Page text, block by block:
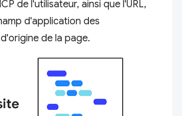
de l'utilisateur, ainsi que l'URL,
d'application des
de la page.